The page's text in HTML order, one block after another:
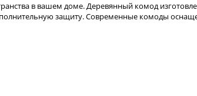
в вашем доме. Деревянный комод
защиту. Современные комоды